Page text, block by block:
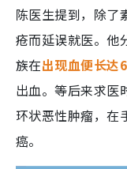
陈医生提到，除了
疮而延误就医。他
族在出现血便长达
出血。等后来求医
环状恶性肿瘤，在
癌。